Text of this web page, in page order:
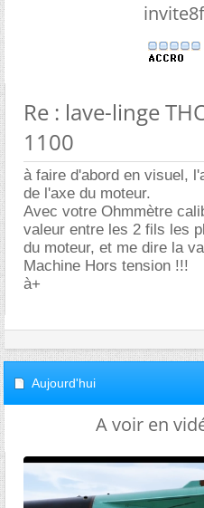
Re : lave-linge
1100
à faire d'abord en visuel,
de l'axe du moteur.
Avec votre Ohmmètre
valeur entre les 2 fils les
du moteur, et me dire la
Machine Hors tension !!!
à+
Aujourd'hui
A voir en